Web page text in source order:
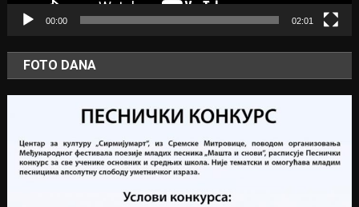
00:00 02:01
FOTO DANA